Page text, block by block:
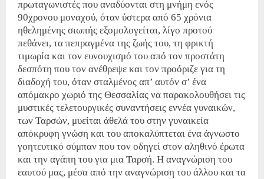
πρωταγωνιστές που αναδύονται στη μνήμη ενός
90χρονου μοναχού, όταν ύστερα από 65 χρόνια
ηθελημένης σιωπής εξομολογείται, λίγο προτού
πεθάνει, τα πεπραγμένα της ζωής του, τη φρικτή
τιμωρία και τον ευνουχισμό του από τον προστάτη
δεσπότη που τον ανέθρεψε και τον προόριζε για τη
διαδοχή του, όταν σταλμένος απ’ αυτόν σ’ ένα
απόμακρο χωριό της Θεσσαλίας να παρακολουθήσει τις
μυστικές τελετουργικές συναντήσεις εννέα γυναικών,
των Ταρσών, μυείται άθελά του στην γυναικεία
απόκρυφη γνώση και του αποκαλύπτεται ένα άγνωστο
γοητευτικό σύμπαν που τον οδηγεί στον αληθινό έρωτα
και την αγάπη του για μια Ταρσή. Η αναγνώριση του
εαυτού μας, μέσα από την αναγνώριση του άλλου και τα